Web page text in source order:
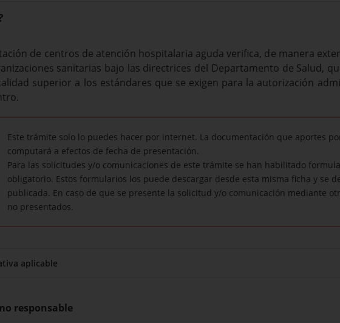
de centros de atención hospitalaria aguda verifica, de manera
sanitarias bajo las directrices del Departamento de Salud,
superior a los estándares que se exigen para la autorización
Este trámite solo lo puedes hacer por internet. La documentación que aportes
computará a efectos de fecha de presentación.
Para las solicitudes y/o comunicaciones de este trámite se han habilitado
obligatorio. Estos formularios los puede descargar desde esta misma ficha y se
publicada. En caso de que se presente la solicitud y/o comunicación mediante
no presentados.
aplicable
responsable